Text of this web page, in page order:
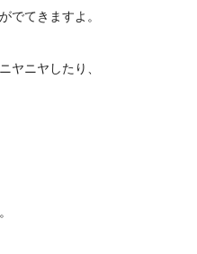
でてきますよ。
ヤニヤしたり、